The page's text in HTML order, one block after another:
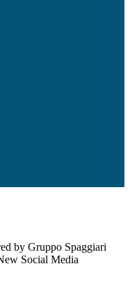
by Gruppo Spaggiari
Social Media